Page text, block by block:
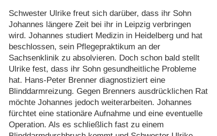
Schwester Ulrike freut sich darüber, dass ihr Sohn
Johannes längere Zeit bei ihr in Leipzig verbringen
wird. Johannes studiert Medizin in Heidelberg und hat
beschlossen, sein Pflegepraktikum an der
Sachsenklinik zu absolvieren. Doch schon bald stellt
Ulrike fest, dass ihr Sohn gesundheitliche Probleme
hat. Hans-Peter Brenner diagnostiziert eine
Blinddarmreizung. Gegen Brenners ausdrücklichen Rat
möchte Johannes jedoch weiterarbeiten. Johannes
fürchtet eine stationäre Aufnahme und eine eventuelle
Operation. Als es schließlich fast zu einem